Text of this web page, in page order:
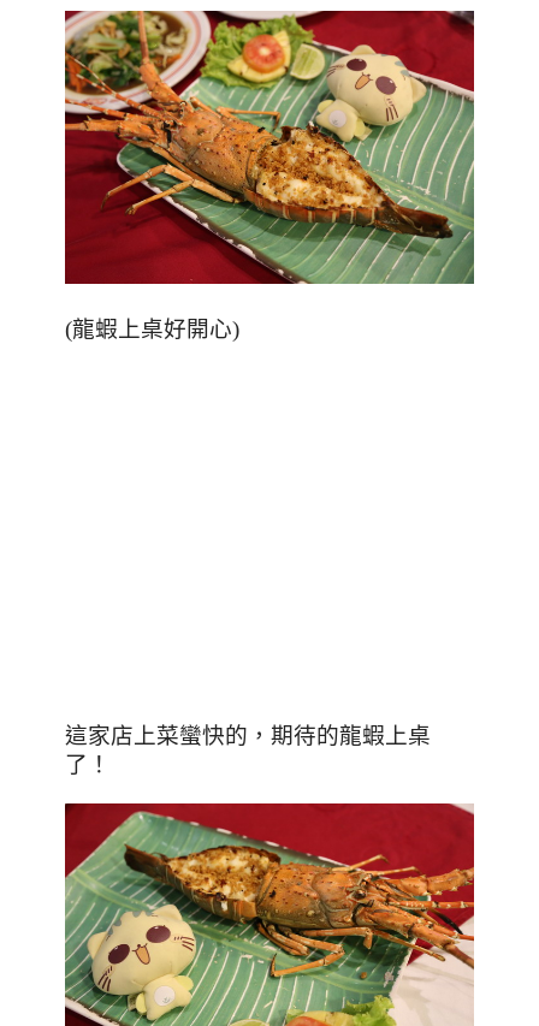
(龍蝦上桌好開心)
這家店上菜蠻快的，期待的龍蝦上桌
了！